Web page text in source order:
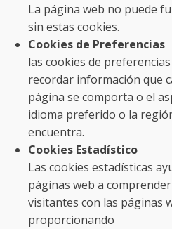
La página web no puede
sin estas cookies.
Cookies de Preferencias
las cookies de
recordar información que
página se comporta o el
idioma preferido o la
encuentra.
Cookies Estadístico
Las cookies estadísticas
páginas web a
visitantes con las páginas
proporcionando